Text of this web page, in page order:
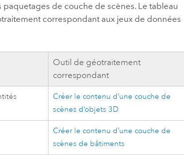
de couche de scènes. Le tableau
correspondant aux jeux de données
Outil de géotraitement
correspondant
Créer le contenu d’une couche de
scènes d’objets 3D
Créer le contenu d’une couche de
scènes de bâtiments